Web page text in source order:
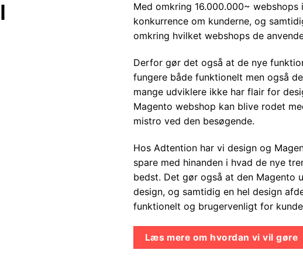
Med omkring 16.000.000~
konkurrence om kunderne, og
omkring hvilket webshops de
Derfor gør det også at de nye
fungere både funktionelt men også
mange udviklere ikke har flair for
Magento webshop kan blive rodet
mistro ved den besøgende.
Hos Adtention har vi design og
spare med hinanden i hvad de nye
bedst. Det gør også at den
design, og samtidig en hel design
funktionelt og brugervenligt for
Læs mere om hvordan vi vil gøre